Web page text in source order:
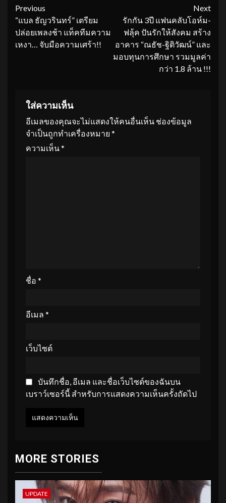
Continue
Reading
Previous
“แบล ธัญวรินทร์” เตรียม
ปล่อยเพลงช้า แท็คทีมความ
เหงา… จับมือความเศร้า!!
Next
รักกัน 3ปี แฟนคลับโอห์ม-
ฟลุ้ค ปันรักให้สังคม สร้าง
อาคาร “ณธัช-ฐิติวัฒน์” และ
มอบทุนการศึกษา รวมมูลค่า
กว่า 1.8 ล้าน !!!
ใส่ความเห็น
อีเมลของคุณจะไม่แสดงให้คนอื่นเห็น ช่องข้อมูล
จำเป็นถูกทำเครื่องหมาย *
ความเห็น*
ชื่อ *
อีเมล *
เว็บไซต์
บันทึกชื่อ, อีเมล และชื่อเว็บไซต์ของฉันบน
เบราว์เซอร์นี้ สำหรับการแสดงความเห็นครั้งถัดไป
MORE STORIES
UPDATE